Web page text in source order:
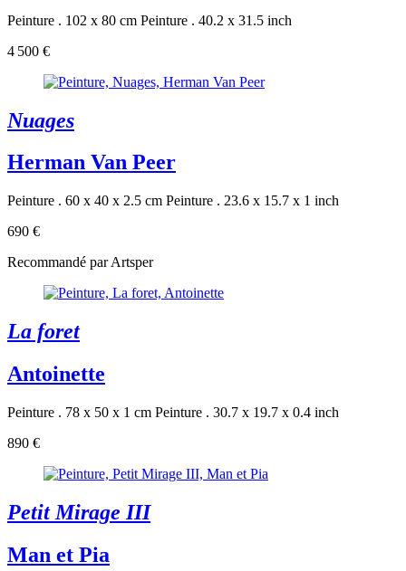
Peinture . 102 x 80 cm Peinture . 40.2 x 31.5 inch
4 500 €
Nuages
Herman Van Peer
Peinture . 60 x 40 x 2.5 cm Peinture . 23.6 x 15.7 x 1 inch
690 €
Recommandé par Artsper
La foret
Antoinette
Peinture . 78 x 50 x 1 cm Peinture . 30.7 x 19.7 x 0.4 inch
890 €
Petit Mirage III
Man et Pia